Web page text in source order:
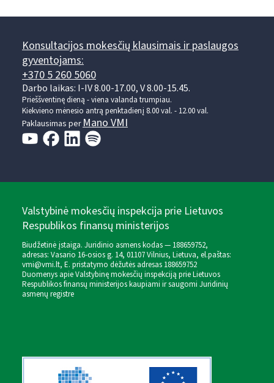
Konsultacijos mokesčių klausimais ir paslaugos
gyventojams:
+370 5 260 5060
Darbo laikas: I-IV 8.00-17.00, V 8.00-15.45.
Prieššventinę dieną - viena valanda trumpiau.
Kiekvieno mėnesio antrą penktadienį 8.00 val. - 12.00 val.
Paklausimas perMano VMI
Valstybinė mokesčių inspekcija prie Lietuvos
Respublikos finansų ministerijos
Biudžetinė įstaiga. Juridinio asmens kodas — 188659752,
adresas: Vasario 16-osios g. 14, 01107 Vilnius, Lietuva, el.paštas:
vmi@vmi.lt, E. pristatymo dėžutės adresas 188659752
Duomenys apie Valstybinę mokesčių inspekciją prie Lietuvos
Respublikos finansų ministerijos kaupiami ir saugomi Juridinių
asmenų registre